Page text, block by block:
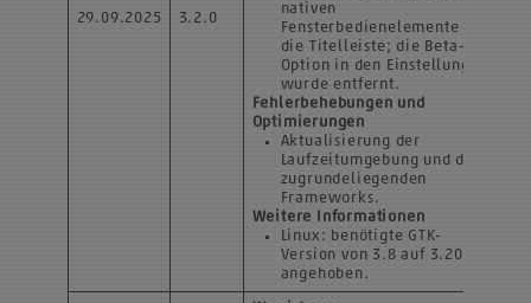
29.09.2025 3.2.0
nativen
Fensterbedienelemente in
die Titelleiste; die Beta-
Option in den Einstellungen
wurde entfernt.
Fehlerbehebungen und
Optimierungen
Aktualisierung der
Laufzeitumgebung und des
zugrundeliegenden
Frameworks.
Weitere Informationen
Linux: benötigte GTK-
Version von 3.8 auf 3.20
angehoben.